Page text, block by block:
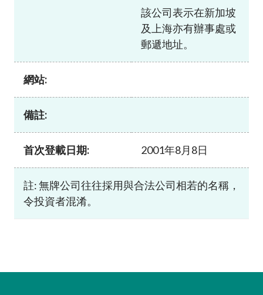
該公司表示在新加坡
及上海亦有辦事處或
郵遞地址。
網站:
備註:
首次登載日期: 2001年8月8日
註: 無牌公司往往採用與合法公司相若的名稱，
令投資者混淆。